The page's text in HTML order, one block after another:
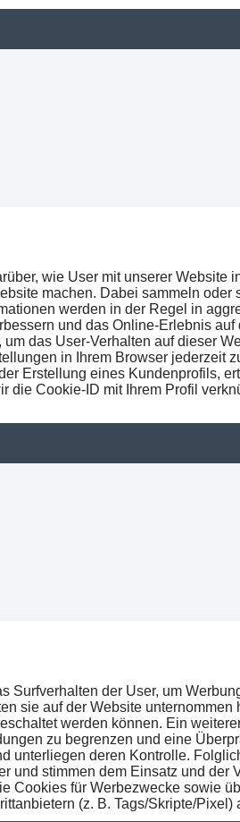
wie User mit unserer
machen. Dabei sammeln
werden in der Regel in
und das Online-Erlebnis
das User-Verhalten auf dieser
in Ihrem Browser jederzeit
Erstellung eines Kundenprofils,
die Cookie-ID mit Ihrem Profil
der User, um
sie auf der Website
werden können. Ein
zu begrenzen und eine
unterliegen deren Kontrolle.
und stimmen dem Einsatz und
Cookies für Werbezwecke sowie
(z. B. Tags/Skripte/Pixel)